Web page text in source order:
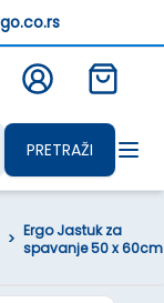
PRETRAŽI
> Ergo Jastuk za
spavanje 50 x 60cm